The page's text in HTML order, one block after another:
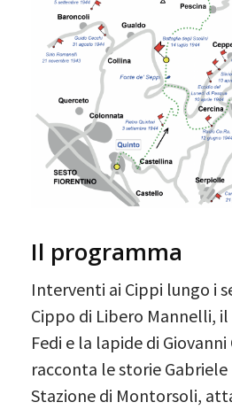
Il programma
Interventi ai Cippi lungo i
Cippo di Libero Mannelli,
Fedi e la lapide di Giovanni
racconta le storie Gabriele
Stazione di Montorsoli,